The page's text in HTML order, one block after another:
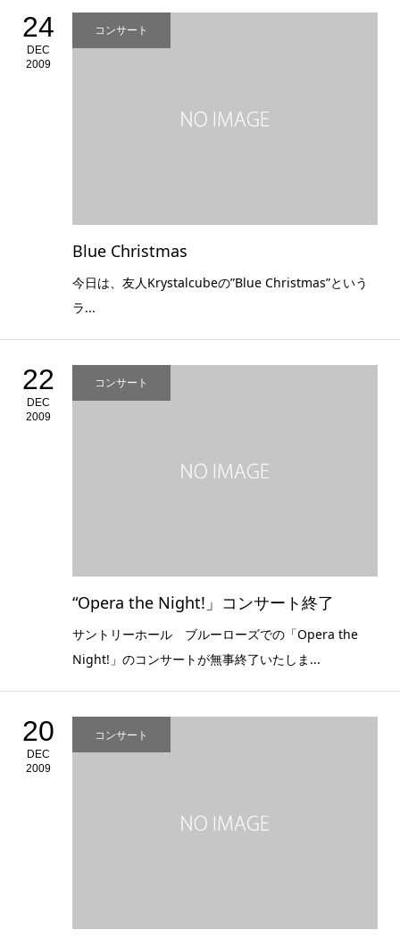
24
DEC
2009
コンサート
Blue Christmas
今日は、友人Krystalcubeの”Blue Christmas”という
ラ...
22
DEC
2009
コンサート
“Opera the Night!」コンサート終了
サントリーホール ブルーローズでの「Opera the
Night!」のコンサートが無事終了いたしま...
20
DEC
2009
コンサート